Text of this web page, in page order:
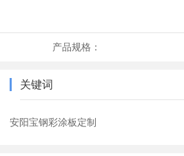
产品规格：
关键词
安阳宝钢彩涂板定制